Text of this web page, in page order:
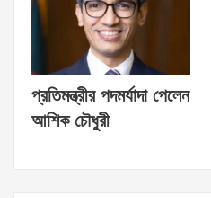
প্রতিমন্ত্রীর পদমর্যাদা পেলেন
আশিক চৌধুরী